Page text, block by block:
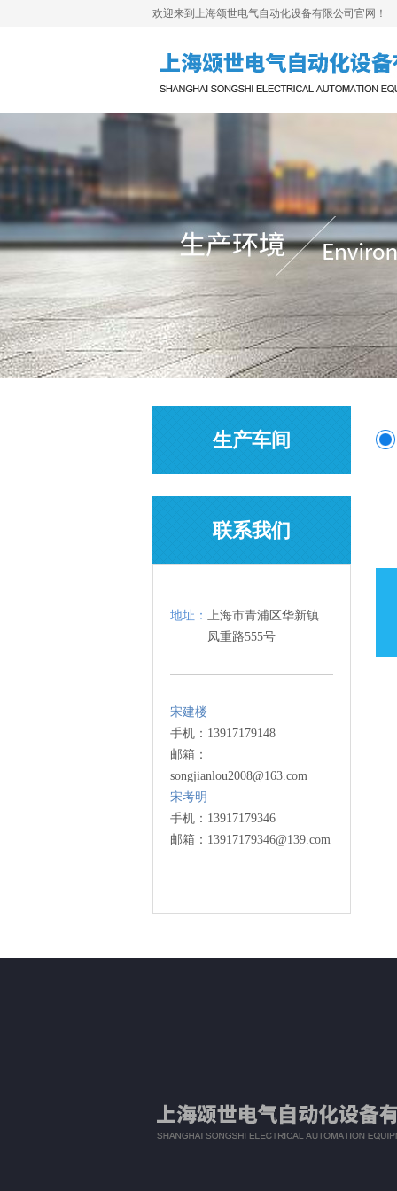
欢迎来到上海颂世电气自动化设备有限公司官网！
生产车间
联系我们
地址： 上海市青浦区华新镇
凤重路555号
宋建楼
手机：13917179148
邮箱：
songjianlou2008@163.com
宋考明
手机：13917179346
邮箱：13917179346@139.com